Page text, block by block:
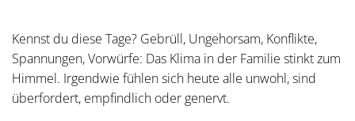
Kennst du diese Tage? Gebrüll, Ungehorsam, Konflikte,
Spannungen, Vorwürfe: Das Klima in der Familie stinkt zum
Himmel. Irgendwie fühlen sich heute alle unwohl, sind
überfordert, empfindlich oder genervt.